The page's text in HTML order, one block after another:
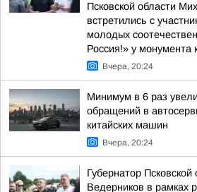
Псковской области
встретились с
молодых
Россия!» у монумента
Вчера, 20:24
Минимум в 6 раз
обращений в
китайских машин
Вчера, 20:24
Губернатор
Ведерников в рамках